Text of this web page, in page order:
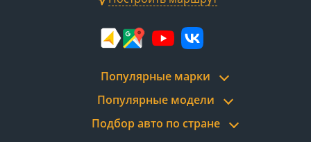
Популярные марки
Популярные модели
Подбор авто по стране